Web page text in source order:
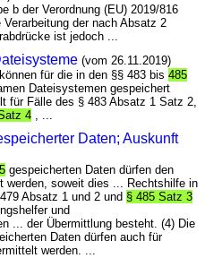
b der Verordnung (EU) 2019/816
Verarbeitung der nach Absatz 2
ist jedoch ...
(vom 26.11.2019)
für die in den §§ 483 bis485
Dateisystemen gespeichert
für Fälle des § 483 Absatz 1 Satz 2,
4
Daten; Auskunft
gespeicherten Daten dürfen den
werden, soweit dies ... Rechtshilfe in
Absatz 1 und 2 und § 485 Satz 3
und
... der Übermittlung besteht. (4) Die
Daten dürfen auch für
werden. ...